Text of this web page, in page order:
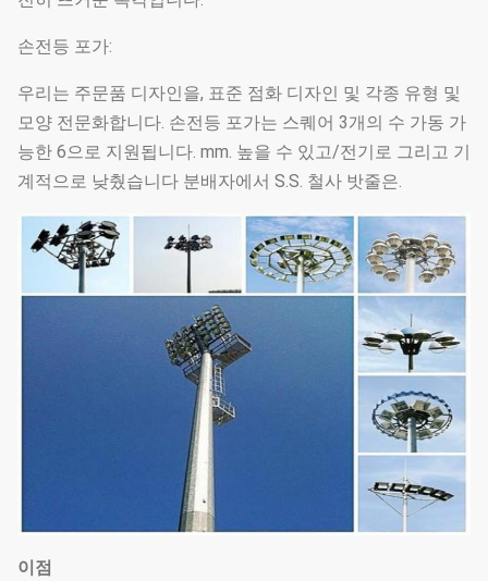
손전등 포가:
우리는 주문품 디자인을, 표준 점화 디자인 및 각종 유형 및
모양 전문화합니다. 손전등 포가는 스퀘어 3개의 수 가동 가
능한 6으로 지원됩니다. mm. 높을 수 있고/전기로 그리고 기
계적으로 낮췄습니다 분배자에서 S.S. 철사 밧줄은.
이점